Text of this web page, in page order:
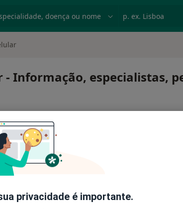
- Informação, especialistas,
privacidade é importante.